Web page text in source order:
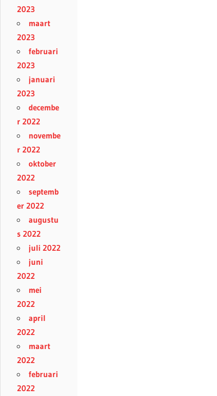
2023
maart
2023
februari
2023
januari
2023
decembe
r 2022
novembe
r 2022
oktober
2022
septemb
er 2022
augustu
s 2022
juli 2022
juni
2022
mei
2022
april
2022
maart
2022
februari
2022